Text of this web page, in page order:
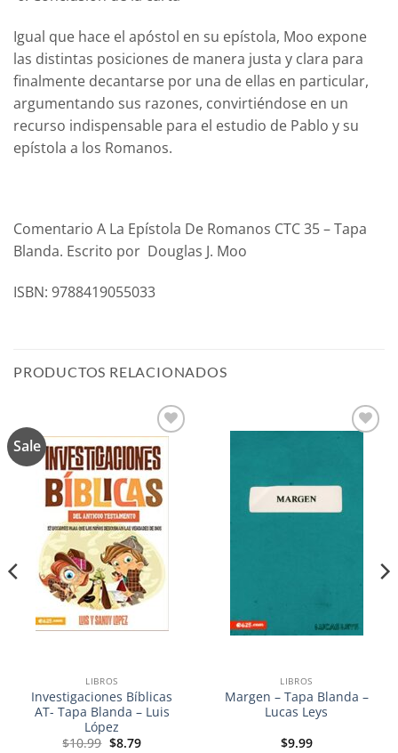
Igual que hace el apóstol en su epístola, Moo expone
las distintas posiciones de manera justa y clara para
finalmente decantarse por una de ellas en particular,
argumentando sus razones, convirtiéndose en un
recurso indispensable para el estudio de Pablo y su
epístola a los Romanos.
Comentario A La Epístola De Romanos CTC 35 – Tapa
Blanda. Escrito por Douglas J. Moo
ISBN: 9788419055033
PRODUCTOS RELACIONADOS
Sale
Añadir
a la
lista de
deseos
LIBROS
Investigaciones Bíblicas
AT- Tapa Blanda – Luis
López
$10.99 El
$8.79El
deseos
LIBROS
Margen – Tapa Blanda –
Lucas Leys
$9.99